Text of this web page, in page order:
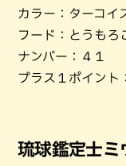
カラー：ターコイ
フード：とうもろ
ナンバー：４１
プラス１ポイント
琉球鑑定士ミ